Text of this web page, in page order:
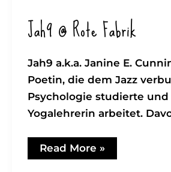
Jah9 @ Rote Fabrik
Jah9 a.k.a. Janine E.
Poetin, die dem Jazz
Psychologie studierte und
Yogalehrerin arbeitet.
Jah9
@
Read More »